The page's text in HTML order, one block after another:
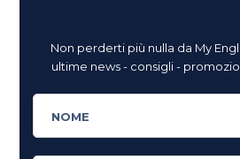
Non perderti più nulla da My
ultime news - consigli -